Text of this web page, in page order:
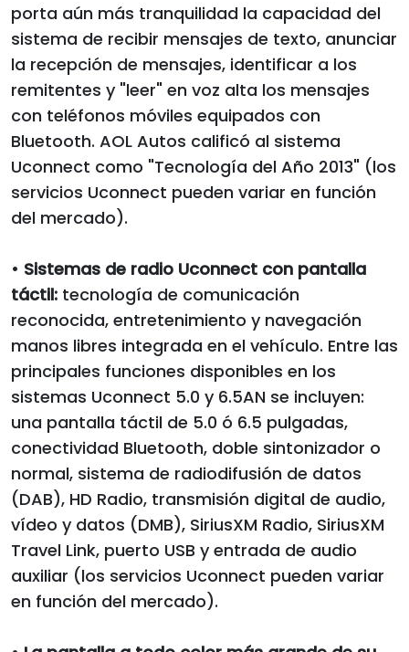
porta aún más tranquilidad la capacidad del
sistema de recibir mensajes de texto, anunciar
la recepción de mensajes, identificar a los
remitentes y "leer" en voz alta los mensajes
con teléfonos móviles equipados con
Bluetooth. AOL Autos calificó al sistema
Uconnect como "Tecnología del Año 2013" (los
servicios Uconnect pueden variar en función
del mercado).
• Sistemas de radio Uconnect con pantalla
táctil: tecnología de comunicación
reconocida, entretenimiento y navegación
manos libres integrada en el vehículo. Entre las
principales funciones disponibles en los
sistemas Uconnect 5.0 y 6.5AN se incluyen:
una pantalla táctil de 5.0 ó 6.5 pulgadas,
conectividad Bluetooth, doble sintonizador o
normal, sistema de radiodifusión de datos
(DAB), HD Radio, transmisión digital de audio,
vídeo y datos (DMB), SiriusXM Radio, SiriusXM
Travel Link, puerto USB y entrada de audio
auxiliar (los servicios Uconnect pueden variar
en función del mercado).